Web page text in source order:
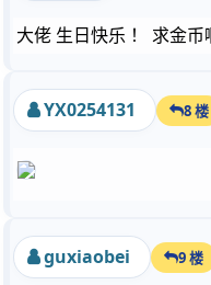
大佬 生日快乐 ！ 求金币
YX0254131 8 楼
guxiaobei 9 楼